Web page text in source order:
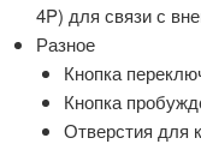
4P) для связи с
Разное
Кнопка
Кнопка
Отверстия для